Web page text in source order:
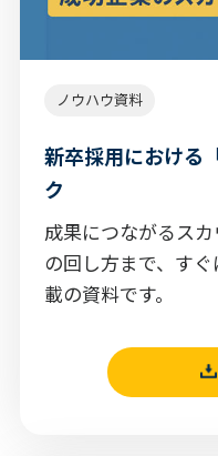
ノウハウ資料
新卒採用における
ク
成果につながるス
の回し方まで、す
載の資料です。